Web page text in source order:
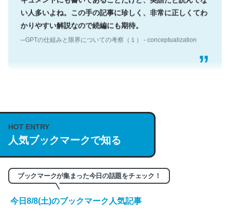
い人多いよね。この手の記事に珍しく、非常に正しくてわ
かりやすい解説なので続編にも期待。
─GPTの仕組みと限界についての考察（１） - conceptualization
説してる記事が少ないので貴重な良記事。/続編来た
https://isobe324649.hatenablog.com/entry/2023/03/27
/064121
─GPTの仕組みと限界についての考察（１） - conceptualization
HOT ENTRY
人気ブックマークで知る
ブックマークが集まった今日の話題をチェック！
今日8/8(土)のブックマーク人気記事